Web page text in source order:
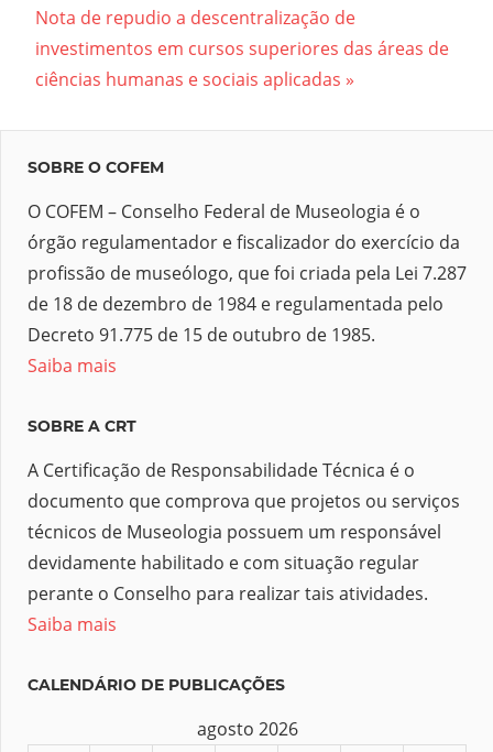
Post
Next
Post:
Nota de repudio a descentralização de
investimentos em cursos superiores das áreas de
ciências humanas e sociais aplicadas
SOBRE O COFEM
O COFEM – Conselho Federal de Museologia é o
órgão regulamentador e fiscalizador do exercício da
profissão de museólogo, que foi criada pela Lei 7.287
de 18 de dezembro de 1984 e regulamentada pelo
Decreto 91.775 de 15 de outubro de 1985.
Saiba mais
SOBRE A CRT
A Certificação de Responsabilidade Técnica é o
documento que comprova que projetos ou serviços
técnicos de Museologia possuem um responsável
devidamente habilitado e com situação regular
perante o Conselho para realizar tais atividades.
Saiba mais
CALENDÁRIO DE PUBLICAÇÕES
agosto 2026